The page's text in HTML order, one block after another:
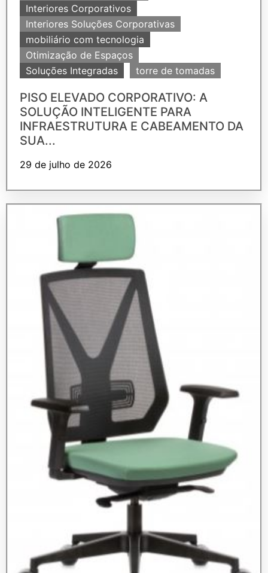
Interiores Corporativos
Interiores Soluções Corporativas
mobiliário com tecnologia
Otimização de Espaços
Soluções Integradas
torre de tomadas
PISO ELEVADO CORPORATIVO: A
SOLUÇÃO INTELIGENTE PARA
INFRAESTRUTURA E CABEAMENTO DA
SUA...
29 de julho de 2026